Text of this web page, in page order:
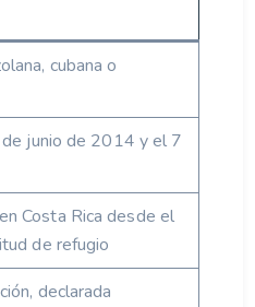
cubana o
junio de 2014 y el 7
Costa Rica desde el
de refugio
declarada